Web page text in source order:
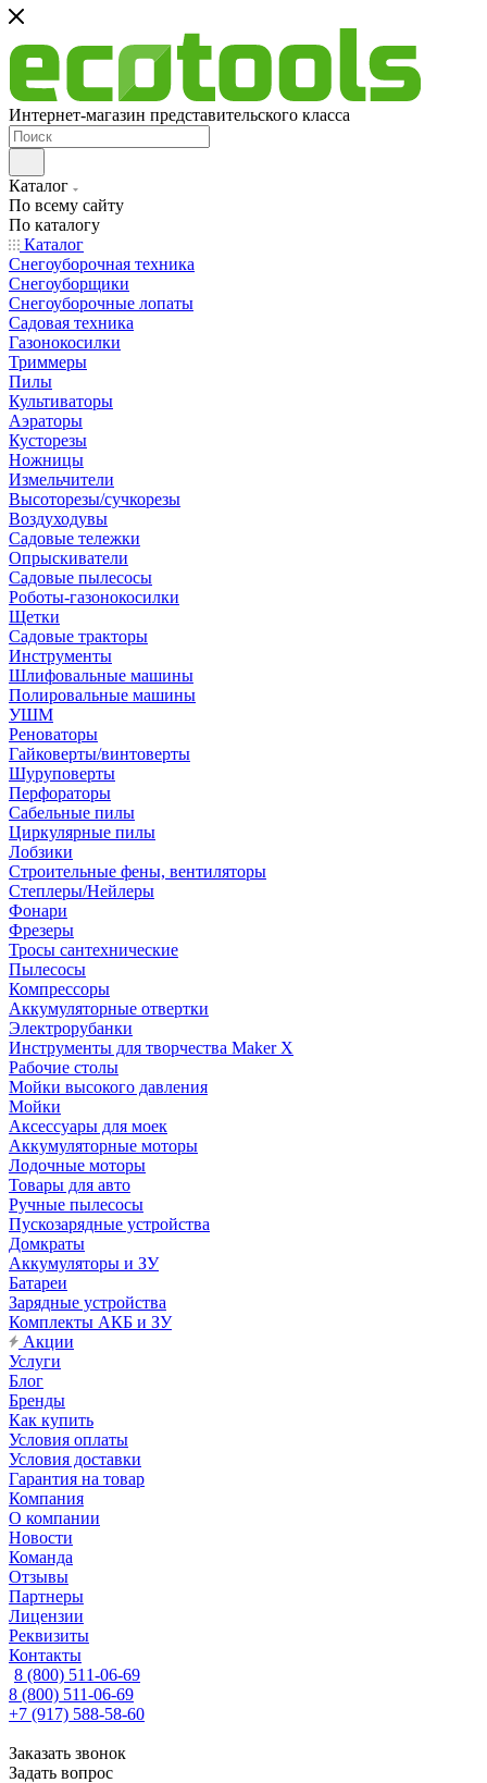
Интернет-магазин представительского класса
Каталог
По всему сайту
По каталогу
Каталог
Снегоуборочная техника
Снегоуборщики
Снегоуборочные лопаты
Садовая техника
Газонокосилки
Триммеры
Пилы
Культиваторы
Аэраторы
Кусторезы
Ножницы
Измельчители
Высоторезы/сучкорезы
Воздуходувы
Садовые тележки
Опрыскиватели
Садовые пылесосы
Роботы-газонокосилки
Щетки
Садовые тракторы
Инструменты
Шлифовальные машины
Полировальные машины
УШМ
Реноваторы
Гайковерты/винтоверты
Шуруповерты
Перфораторы
Сабельные пилы
Циркулярные пилы
Лобзики
Строительные фены, вентиляторы
Степлеры/Нейлеры
Фонари
Фрезеры
Тросы сантехнические
Пылесосы
Компрессоры
Аккумуляторные отвертки
Электрорубанки
Инструменты для творчества Maker X
Рабочие столы
Мойки высокого давления
Мойки
Аксессуары для моек
Аккумуляторные моторы
Лодочные моторы
Товары для авто
Ручные пылесосы
Пускозарядные устройства
Домкраты
Аккумуляторы и ЗУ
Батареи
Зарядные устройства
Комплекты АКБ и ЗУ
Акции
Услуги
Блог
Бренды
Как купить
Условия оплаты
Условия доставки
Гарантия на товар
Компания
О компании
Новости
Команда
Отзывы
Партнеры
Лицензии
Реквизиты
Контакты
8 (800) 511-06-69
8 (800) 511-06-69
+7 (917) 588-58-60
Заказать звонок
Задать вопрос